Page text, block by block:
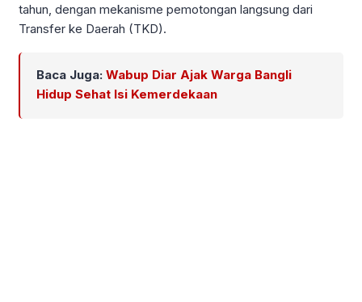
tahun, dengan mekanisme pemotongan langsung dari
Transfer ke Daerah (TKD).
Baca Juga: Wabup Diar Ajak Warga Bangli
Hidup Sehat Isi Kemerdekaan